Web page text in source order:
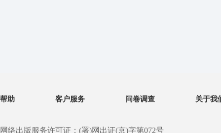
帮助 客户服务 问卷调查 关于我
网络出版服务许可证：(署)网出证(京)字第072号